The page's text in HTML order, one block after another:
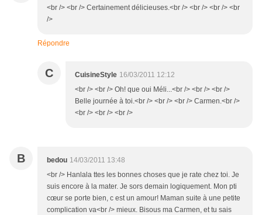
<br /> <br /> Certainement délicieuses.<br /> <br /> <br /> <br
/>
Répondre
C CuisineStyle 16/03/2011 12:12
<br /> <br /> Oh! que oui Méli...<br /> <br /> <br />
Belle journée à toi.<br /> <br /> <br /> Carmen.<br />
<br /> <br /> <br />
B bedou 14/03/2011 13:48
<br /> Hanlala ttes les bonnes choses que je rate chez toi. Je
suis encore à la mater. Je sors demain logiquement. Mon pti
cœur se porte bien, c est un amour! Maman suite à une petite
complication va<br /> mieux. Bisous ma Carmen, et tu sais